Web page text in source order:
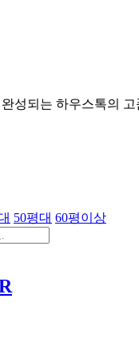
완성되는 하우스톡의
50평대 60평이상